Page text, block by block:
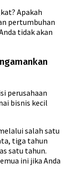
Apakah
pertumbuhan
tidak akan
perusahaan
bisnis kecil
salah satu
tiga tahun
satu tahun.
ini jika Anda